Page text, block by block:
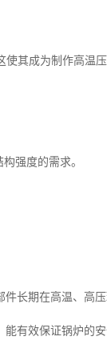
其成为制作高温
强度的需求。
件长期在高温、高
能有效保证锅炉的